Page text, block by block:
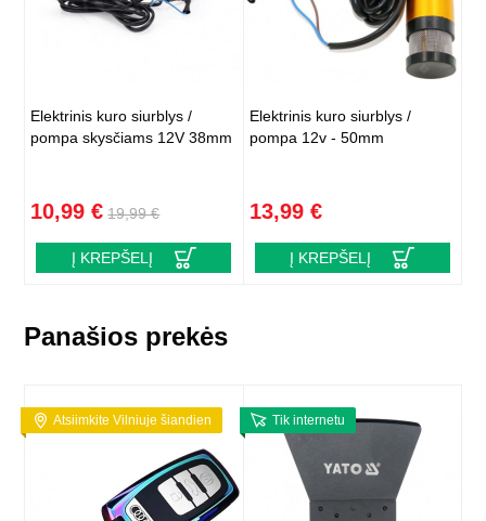
Elektrinis kuro siurblys /
pompa skysčiams 12V 38mm
10,99 € 19,99 €
Į KREPŠELĮ
Elektrinis kuro siurblys /
pompa 12v - 50mm
13,99 €
Į KREPŠELĮ
Panašios prekės
Atsiimkite Vilniuje šiandien Tik internetu